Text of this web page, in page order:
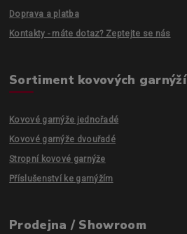
Doprava a platba
Kontakty - máte dotaz? Zeptejte se nás
Sortiment kovových garnýží
Kovové garnýže jednořadé
Kovové garnýže dvouřadé
Stropní kovové garnýže
Příslušenství ke garnýžím
Prodejna / Showroom